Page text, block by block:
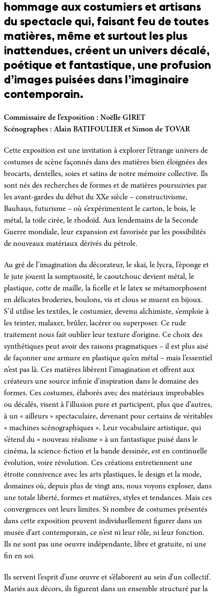
hommage aux costumiers et artisans
du spectacle qui, faisant feu de toutes
matières, même et surtout les plus
inattendues, créent un univers décalé,
poétique et fantastique, une profusion
d’images puisées dans l’imaginaire
contemporain.
Commissaire de l’exposition : Noëlle GIRET
Scénographes : Alain BATIFOULIER et Simon de TOVAR
Cette exposition est une invitation à explorer l’étrange univers de
costumes de scène façonnés dans des matières bien éloignées des
brocarts, dentelles, soies et satins de notre mémoire collective. Ils
sont nés des recherches de formes et de matières poursuivies par
les avant-gardes du début du XXe siècle – constructivisme,
Bauhaus, futurisme – où s’expérimentent le carton, le bois, le
métal, la toile cirée, le rhodoïd. Aux lendemains de la Seconde
Guerre mondiale, leur expansion est favorisée par les possibilités
de nouveaux matériaux dérivés du pétrole.
Au gré de l’imagination du décorateur, le skaï, le lycra, l’éponge et
le jute jouent la somptuosité, le caoutchouc devient métal, le
plastique, cotte de maille, la ficelle et le latex se métamorphosent
en délicates broderies, boulons, vis et clous se muent en bijoux.
S’il utilise les textiles, le costumier, devenu alchimiste, s’emploie à
les teinter, malaxer, brûler, lacérer ou superposer. Ce rude
traitement nous fait oublier leur texture d’origine. Ce choix des
synthétiques peut avoir des raisons pragmatiques – il est plus aisé
de façonner une armure en plastique qu’en métal – mais l’essentiel
n’est pas là. Ces matières libèrent l’imagination et offrent aux
créateurs une source infinie d’inspiration dans le domaine des
formes. Ces costumes, élaborés avec des matériaux improbables
ou décalés, visent à l’illusion pure et participent, plus que d’autres,
à un « ailleurs » spectaculaire, devenant pour certains de véritables
« machines scénographiques ». Leur vocabulaire artistique, qui
s’étend du « nouveau réalisme » à un fantastique puisé dans le
cinéma, la science-fiction et la bande dessinée, est en continuelle
évolution, voire révolution. Ces créations entretiennent une
étroite connivence avec les arts plastiques, le design et la mode,
domaines où, depuis plus de vingt ans, nous voyons exploser, dans
une totale liberté, formes et matières, styles et tendances. Mais ces
convergences ont leurs limites. Si nombre de costumes présentés
dans cette exposition peuvent individuellement figurer dans un
musée d’art contemporain, ce n’est ni leur rôle, ni leur fonction.
Ils ne sont pas une oeuvre indépendante, libre et gratuite, ni une
fin en soi.
Ils servent l’esprit d’une œuvre et s’élaborent au sein d’un collectif.
Mariés aux décors, ils figurent dans un ensemble structuré par la